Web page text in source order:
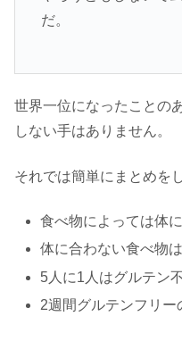
だ。
世界一位になったことの
しない手はありません。
それでは簡単にまとめを
食べ物によっては体
体に合わない食べ物
5人に1人はグルテン
2週間グルテンフリー